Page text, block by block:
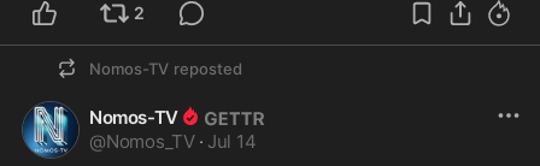
2
Nomos-TV reposted
Nomos-TV
@Nomos_TV · Jul 14